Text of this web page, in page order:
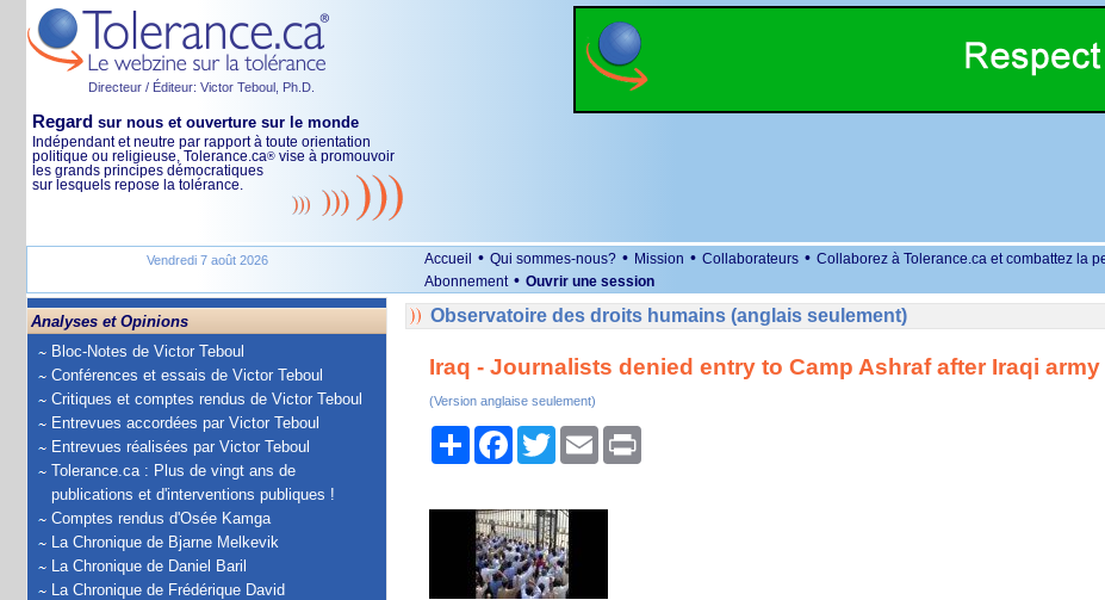
Directeur / Éditeur: Victor Teboul, Ph.D.
Regard sur nous et ouverture sur le monde
Indépendant et neutre par rapport à toute orientation
politique ou religieuse, Tolerance.ca® vise à promouvoir
les grands principes démocratiques
sur lesquels repose la tolérance.
Vendredi 7 août 2026 Accueil • Qui sommes-nous? • Mission • Collaborateurs • Collaborez à Tolerance.ca et combattez la
Abonnement • Ouvrir une session
Analyses et Opinions
Bloc-Notes de Victor Teboul
Conférences et essais de Victor Teboul
Critiques et comptes rendus de Victor Teboul
Entrevues accordées par Victor Teboul
Entrevues réalisées par Victor Teboul
Tolerance.ca : Plus de vingt ans de
publications et d'interventions publiques !
Comptes rendus d'Osée Kamga
La Chronique de Bjarne Melkevik
La Chronique de Daniel Baril
La Chronique de Frédérique David
Observatoire des droits humains (anglais seulement)
Iraq - Journalists denied entry to Camp Ashraf after Iraqi
(Version anglaise seulement)
PartagerFacebook
TwitterEmail Print